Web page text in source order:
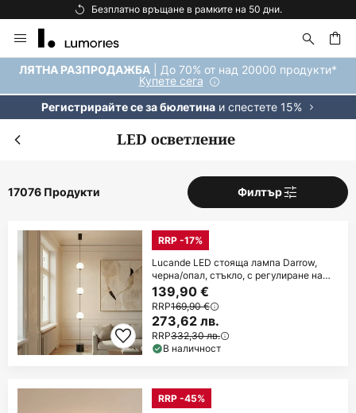
Безплатна доставка над 92 €.
Прескачане
към
съдържанието
ЛЯТНА РАЗПРОДАЖБА | До 70% от над 20000 продукти*
Купете сега
Регистрирайте се за бюлетинаи спестете 15%
LED осветление
17076 Продукти Филтър
RRP -17%
Lucande LED стояща лампа Darrow,
черна/опал, стъкло, с регулиране на
яркостта
139,90 €
RRP169,90 €
273,62 лв.
RRP332,30 лв.
В наличност
RRP -45%